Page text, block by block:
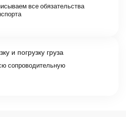
все обязательства
и погрузку груза
сопроводительную